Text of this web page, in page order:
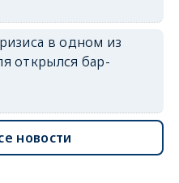
в одном из
открылся бар-
новости